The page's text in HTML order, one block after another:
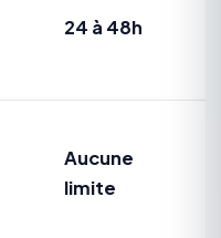
24 à 48h
Aucune
limite